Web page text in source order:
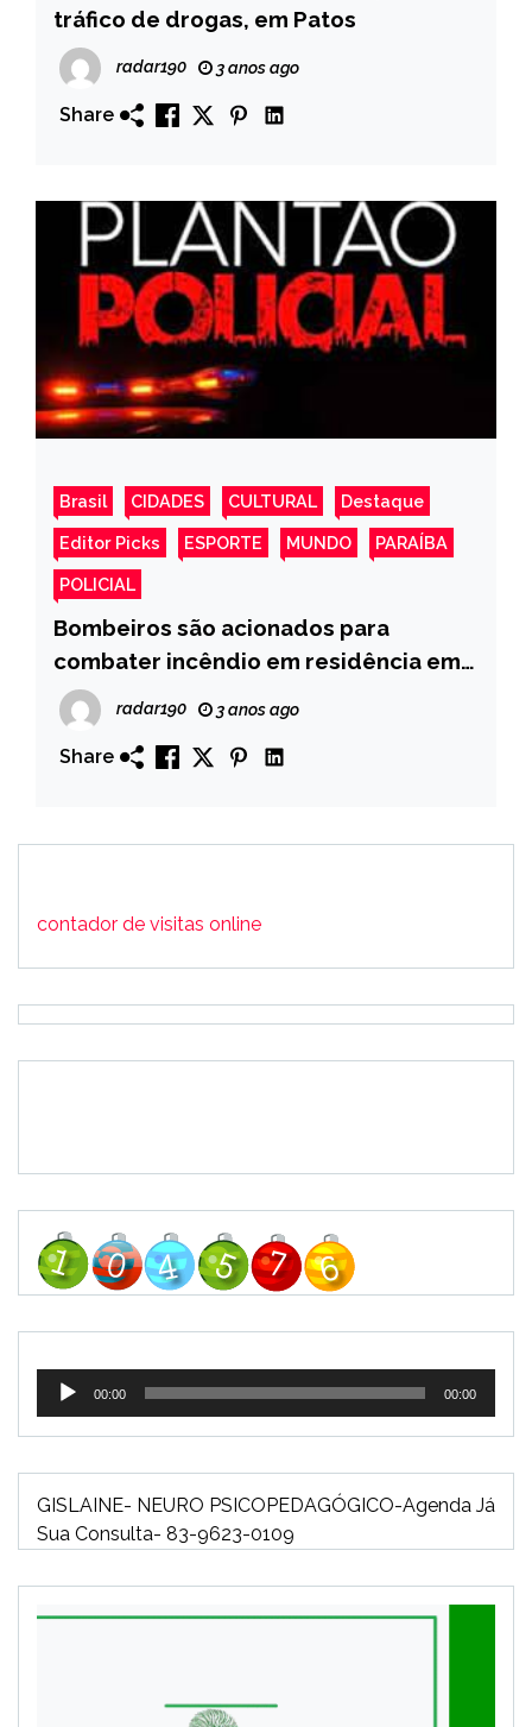
tráfico de drogas, em Patos
radar190 3 anos ago
Share
Brasil CIDADES CULTURAL Destaque
Editor Picks ESPORTE MUNDO PARAÍBA
POLICIAL
Bombeiros são acionados para
combater incêndio em residência em
Uiraúna PB
radar190 3 anos ago
Share
contador de visitas online
Tocador
áudio
00:00 00:00
GISLAINE- NEURO PSICOPEDAGÓGICO-Agenda Já
Sua Consulta- 83-9623-0109